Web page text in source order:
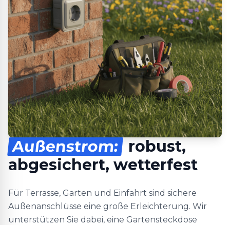
Außenstrom: robust,
abgesichert, wetterfest
Für Terrasse, Garten und Einfahrt sind sichere
Außenanschlüsse eine große Erleichterung. Wir
unterstützen Sie dabei, eine Gartensteckdose